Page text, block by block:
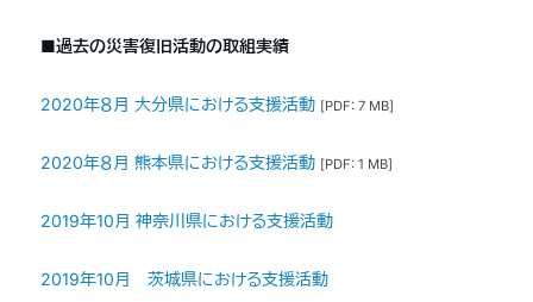
■過去の災害復旧活動の取組実績
2020年８月 大分県における支援活動 [PDF: 7 MB]
2020年８月 熊本県における支援活動 [PDF: 1 MB]
2019年10月 神奈川県における支援活動
2019年10月 茨城県における支援活動